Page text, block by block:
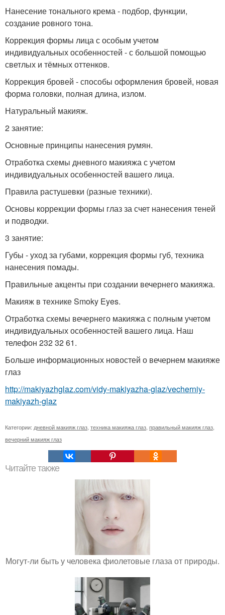
Нанесение тонального крема - подбор, функции,
создание ровного тона.
Коррекция формы лица с особым учетом
индивидуальных особенностей - с большой помощью
светлых и тёмных оттенков.
Коррекция бровей - способы оформления бровей, новая
форма головки, полная длина, излом.
Натуральный макияж.
2 занятие:
Основные принципы нанесения румян.
Отработка схемы дневного макияжа с учетом
индивидуальных особенностей вашего лица.
Правила растушевки (разные техники).
Основы коррекции формы глаз за счет нанесения теней
и подводки.
3 занятие:
Губы - уход за губами, коррекция формы губ, техника
нанесения помады.
Правильные акценты при создании вечернего макияжа.
Макияж в технике Smoky Eyes.
Отработка схемы вечернего макияжа с полным учетом
индивидуальных особенностей вашего лица. Наш
телефон 232 32 61.
Больше информационных новостей о вечернем макияже
глаз
http://makiyazhglaz.com/vidy-makiyazha-glaz/vecherniy-
makiyazh-glaz
Категории: дневной макияж глаз техника макияжа глаз правильный макияж глаз
вечерний макияж глаз
Читайте также
Могут-ли быть у человека фиолетовые глаза от природы.